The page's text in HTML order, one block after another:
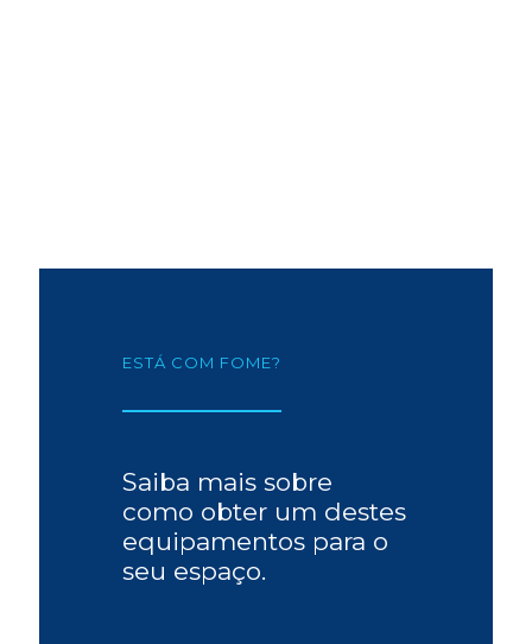
ESTÁ COM FOME?
Saiba mais sobre
como obter um destes
equipamentos para o
seu espaço.